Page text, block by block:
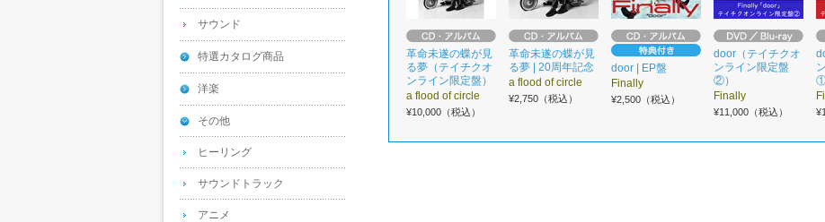
革命未遂の蝶が見
る夢（テイチクオ
ンライン限定盤）
a flood of circle
¥10,000（税込）
革命未遂の蝶が見
る夢 | 20周年記念
a flood of circle
¥2,750（税込）
door | EP盤
Finally
¥2,500（税込）
door（テイチクオ
ンライン限定盤
②）
Finally
¥11,000（税込）
①
サウンド
特選カタログ商品
洋楽
その他
ヒーリング
サウンドトラック
アニメ